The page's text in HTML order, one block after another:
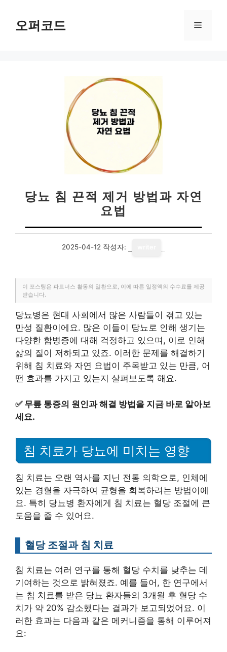
오퍼코드 메
당뇨 침 끈적 제거 방법과 자연
요법
2025-04-12 작성자:
이 포스팅은 파트너스 활동의 일환으로, 이에 따른 일정액의 수수료를 제공
받습니다.
당뇨병은 현대 사회에서 많은 사람들이 겪고 있는
만성 질환이에요. 많은 이들이 당뇨로 인해 생기는
다양한 합병증에 대해 걱정하고 있으며, 이로 인해
삶의 질이 저하되고 있죠. 이러한 문제를 해결하기
위해 침 치료와 자연 요법이 주목받고 있는 만큼, 어
떤 효과를 가지고 있는지 살펴보도록 해요.
✅ 무릎 통증의 원인과 해결 방법을 지금 바로 알아보
세요.
침 치료가 당뇨에 미치는 영향
침 치료는 오랜 역사를 지닌 전통 의학으로, 인체에
있는 경혈을 자극하여 균형을 회복하려는 방법이에
요. 특히 당뇨병 환자에게 침 치료는 혈당 조절에 큰
도움을 줄 수 있어요.
혈당 조절과 침 치료
침 치료는 여러 연구를 통해 혈당 수치를 낮추는 데
기여하는 것으로 밝혀졌죠. 예를 들어, 한 연구에서
는 침 치료를 받은 당뇨 환자들의 3개월 후 혈당 수
치가 약 20% 감소했다는 결과가 보고되었어요. 이
러한 효과는 다음과 같은 메커니즘을 통해 이루어져
요: